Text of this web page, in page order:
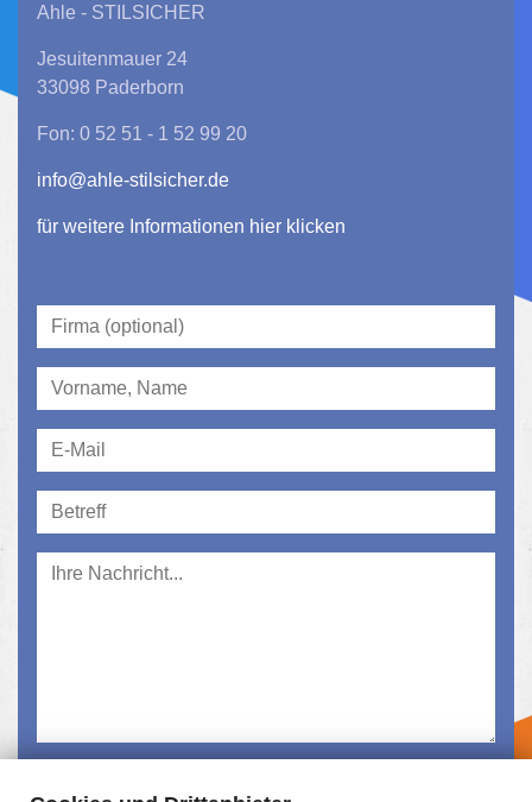
Ahle - STILSICHER
Jesuitenmauer 24
33098 Paderborn
Fon: 0 52 51 - 1 52 99 20
info@ahle-stilsicher.de
für weitere Informationen hier klicken